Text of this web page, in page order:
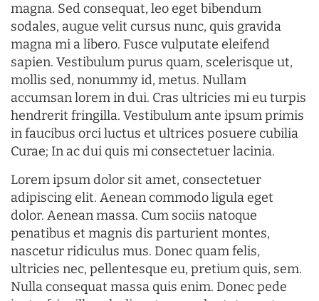
magna. Sed consequat, leo eget bibendum
sodales, augue velit cursus nunc, quis gravida
magna mi a libero. Fusce vulputate eleifend
sapien. Vestibulum purus quam, scelerisque ut,
mollis sed, nonummy id, metus. Nullam
accumsan lorem in dui. Cras ultricies mi eu turpis
hendrerit fringilla. Vestibulum ante ipsum primis
in faucibus orci luctus et ultrices posuere cubilia
Curae; In ac dui quis mi consectetuer lacinia.
Lorem ipsum dolor sit amet, consectetuer
adipiscing elit. Aenean commodo ligula eget
dolor. Aenean massa. Cum sociis natoque
penatibus et magnis dis parturient montes,
nascetur ridiculus mus. Donec quam felis,
ultricies nec, pellentesque eu, pretium quis, sem.
Nulla consequat massa quis enim. Donec pede